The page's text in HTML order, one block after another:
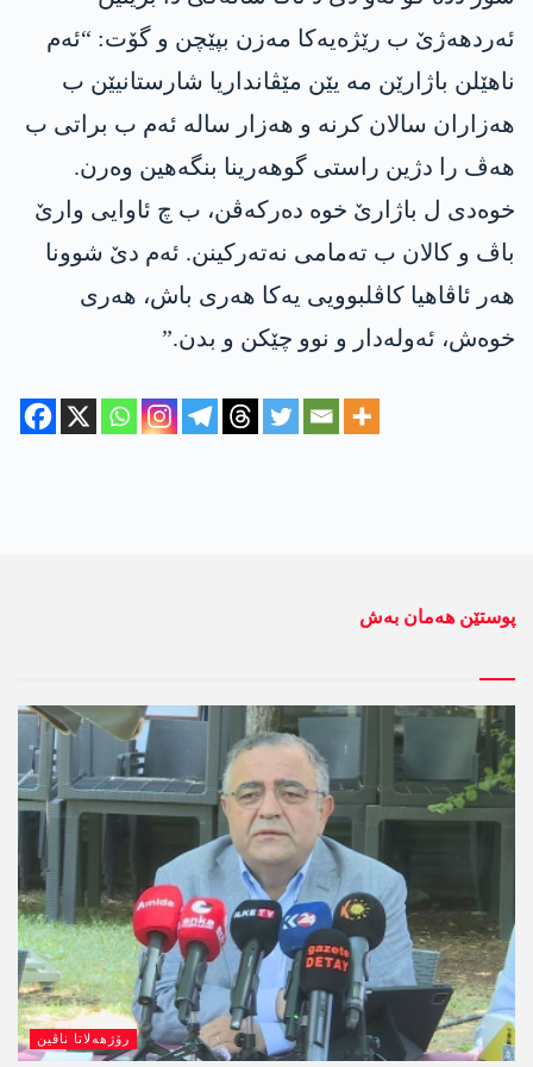
ئەردھەژێ ب رێژەیەکا مەزن بپێچن و گۆت: “ئەم
ناھێلن باژارێن مە یێن مێڤانداریا شارستانیێن ب
ھەزاران سالان کرنە و ھەزار سالە ئەم ب براتی ب
ھەڤ را دژین راستی گوھەرینا بنگەھین وەرن.
خوەدی ل باژارێ خوە دەرکەڤن، ب چ ئاوایی وارێ
باڤ و کالان ب تەمامی نەتەرکینن. ئەم دێ شوونا
ھەر ئاڤاھیا کاڤلبوویی یەکا ھەری باش، ھەری
خوەش، ئەولەدار و نوو چێکن و بدن.”
پوستێن ھەمان بەش
رۆژھەلاتا ناڤین